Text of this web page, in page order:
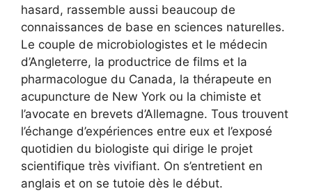
hasard, rassemble aussi beaucoup de
connaissances de base en sciences naturelles.
Le couple de microbiologistes et le médecin
d’Angleterre, la productrice de films et la
pharmacologue du Canada, la thérapeute en
acupuncture de New York ou la chimiste et
l’avocate en brevets d’Allemagne. Tous trouvent
l’échange d’expériences entre eux et l’exposé
quotidien du biologiste qui dirige le projet
scientifique très vivifiant. On s’entretient en
anglais et on se tutoie dès le début.